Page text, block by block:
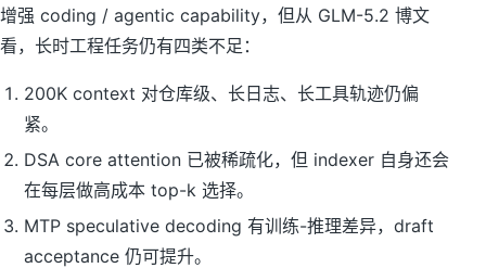
增强 coding / agentic capability，但从 GLM-5.2 博文
看，长时工程任务仍有四类不足：
200K context 对仓库级、长日志、长工具轨迹仍偏
紧。
DSA core attention 已被稀疏化，但 indexer 自身还会
在每层做高成本 top-k 选择。
MTP speculative decoding 有训练-推理差异，draft
acceptance 仍可提升。